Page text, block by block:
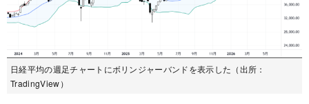
日経平均の週足チャートにボリンジャーバンドを表示した（出所：
TradingView）